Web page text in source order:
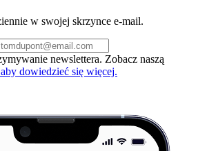
w swojej skrzynce e-mail.
newslettera. Zobacz naszą
dowiedzieć się więcej.